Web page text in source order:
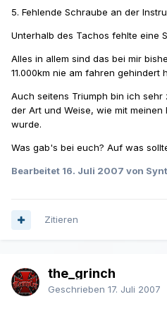
5. Fehlende Schraube an der
Unterhalb des Tachos fehlte eine
Alles in allem sind das bei mir
11.000km nie am fahren gehindert
Auch seitens Triumph bin ich
der Art und Weise, wie mit meinen
wurde.
Was gab's bei euch? Auf was
Bearbeitet 16. Juli 2007 von
Zitieren
the_grinch
Geschrieben 17. Juli 2007